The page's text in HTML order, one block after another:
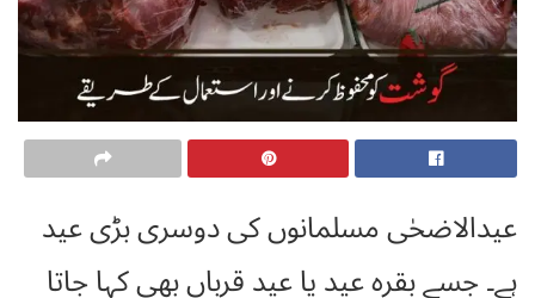
عیدالاضحٰی مسلمانوں کی دوسری بڑی عید
ہے۔ جسے بقرہ عید یا عید قرباں بھی کہا جاتا